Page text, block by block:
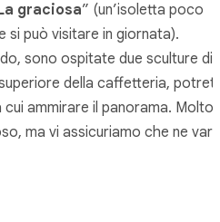
graciosa” (un’isoletta poco
si può visitare in giornata).
sono ospitate due sculture di
della caffetteria,
ammirare il panorama. Molto
ma vi assicuriamo che ne